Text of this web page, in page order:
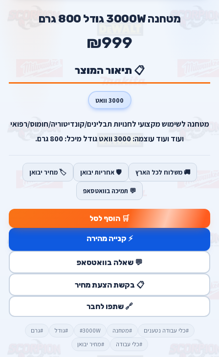
מטחנה 3000W גודל 800 גרם
₪999
📋 תיאור המוצר
3000 וואט
מטחנה לשימוש מקצועי לחנויות תבלינים/קונדיטוריה/חומוס/רפואי
ועוד ועוד עוצמה: 3000 וואט גודל מיכל: 800 גרם.
🚚 משלוח לכל הארץ 🛡️ אחריות יבואן 🏷️ מחיר יבואן
💬 תמיכה בוואטסאפ
🛒 הוסף לסל
⚡ קנייה מהירה
💬 שאלה בוואטסאפ
📋 בקשת הצעת מחיר
🔗 שתפו לחבר
#כלי עבודה נטענים #מטחנה #3000W #גודל
#גרם
#כלי עבודה
#מחיר יבואן